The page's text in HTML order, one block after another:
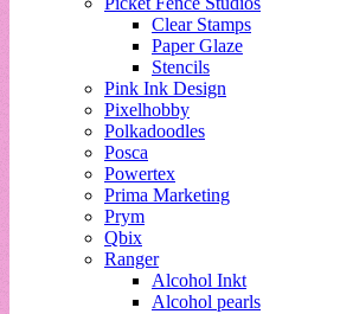
Clear Stamps
Paper Glaze
Stencils
Pink Ink Design
Pixelhobby
Polkadoodles
Posca
Powertex
Prima Marketing
Prym
Qbix
Ranger
Alcohol Inkt
Alcohol pearls